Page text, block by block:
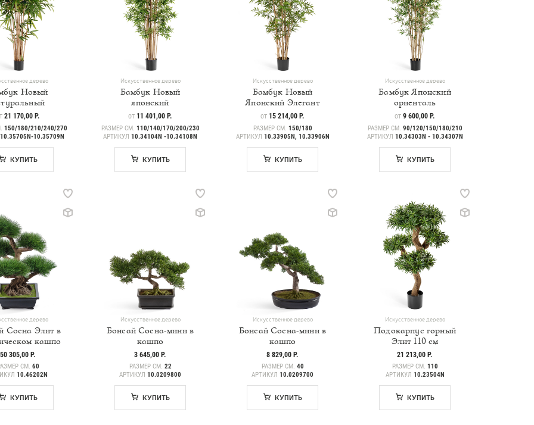
дерево
Новый
21 170,00 Р.
150/180/210/240/270
10.35705N-10.35709N
КУПИТЬ
Искусственное дерево
Бамбук Новый
японский
ЦЕНА
ОТ 11 401,00 Р.
РАЗМЕР СМ. 110/140/170/200/230
АРТИКУЛ 10.34104N -10.34108N
КУПИТЬ
Искусственное дерево
Бамбук Новый
Японский Элегант
ЦЕНА
ОТ 15 214,00 Р.
РАЗМЕР СМ. 150/180
АРТИКУЛ 10.33905N, 10.33906N
КУПИТЬ
Искусственное дерево
Бамбук Японский
ориенталь
ЦЕНА
ОТ 9 600,00 Р.
РАЗМЕР СМ. 90/120/150/180/210
АРТИКУЛ 10.34303N - 10.34307N
КУПИТЬ
дерево
Сосна Элит в
кашпо
50 305,00 Р.
СМ. 60
10.46202N
КУПИТЬ
Искусственное дерево
Бонсай Сосна-мини в
кашпо
3 645,00 Р.
РАЗМЕР СМ. 22
АРТИКУЛ 10.0209800
КУПИТЬ
Искусственное дерево
Бонсай Сосна-мини в
кашпо
8 829,00 Р.
РАЗМЕР СМ. 40
АРТИКУЛ 10.0209700
КУПИТЬ
Искусственное дерево
Подокарпус горный
Элит 110 см
21 213,00 Р.
РАЗМЕР СМ. 110
АРТИКУЛ 10.23504N
КУПИТЬ